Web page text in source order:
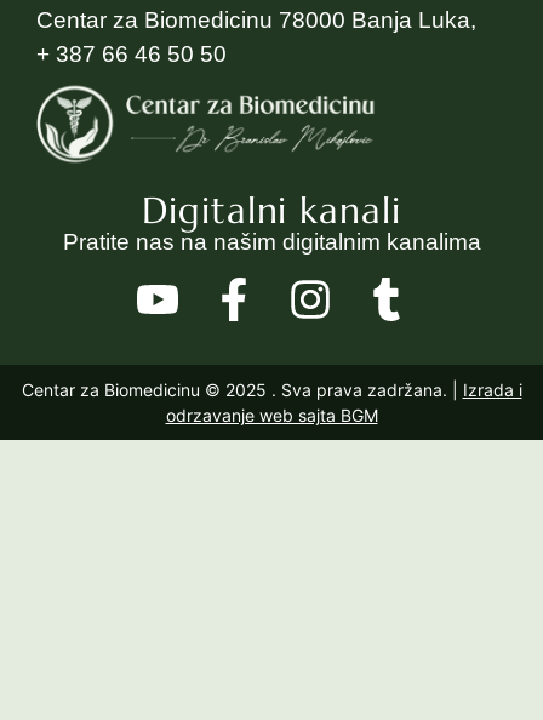
Centar za Biomedicinu 78000 Banja Luka,
+ 387 66 46 50 50
Digitalni kanali
Pratite nas na našim digitalnim kanalima
Centar za Biomedicinu © 2025 . Sva prava zadržana. | Izrada i
odrzavanje web sajta BGM